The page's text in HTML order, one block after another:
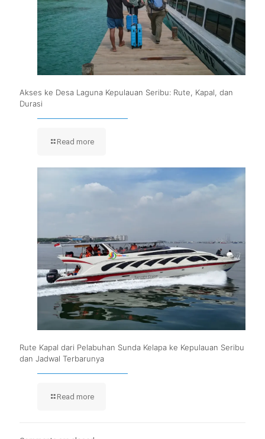
Akses ke Desa Laguna Kepulauan Seribu: Rute, Kapal, dan
Durasi
Read more
Rute Kapal dari Pelabuhan Sunda Kelapa ke Kepulauan Seribu
dan Jadwal Terbarunya
Read more